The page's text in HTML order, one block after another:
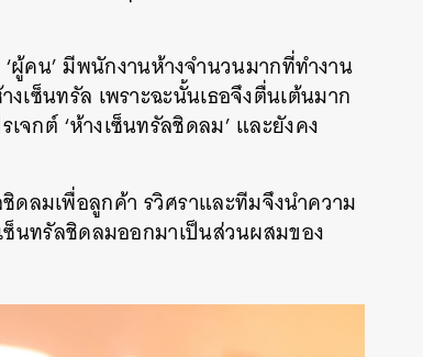
คน’ มีพนักงานห้างจำนวนมากที่ทำงาน
ซ็นทรัล เพราะฉะนั้นเธอจึงตื่นเต้นมาก
จกต์ ‘ห้างเซ็นทรัลชิดลม’ และยังคง
ดลมเพื่อลูกค้า รวิศราและทีมจึงนำความ
ซ็นทรัลชิดลมออกมาเป็นส่วนผสมของ